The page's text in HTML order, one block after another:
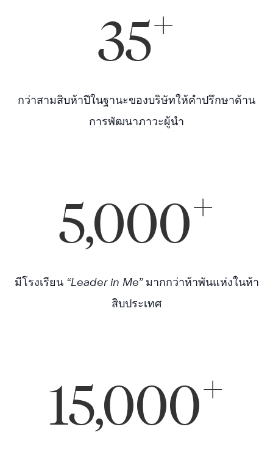
35+
กว่าสามสิบห้าปีในฐานะของบริษัทให้คำปรึกษาด้าน
การพัฒนาภาวะผู้นำ
5,000+
มีโรงเรียน “Leader in Me”มากกว่าห้าพันแห่งในห้า
สิบประเทศ
15,000+